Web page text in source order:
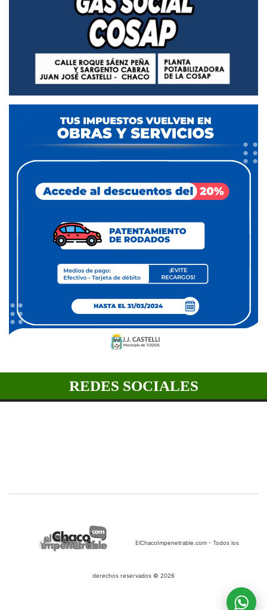
REDES SOCIALES
ElChacoImpenetrable.com - Todos los
derechos reservados © 2026